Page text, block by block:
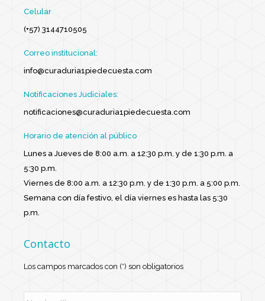
Celular
(+57) 3144710505
Correo institucional:
info@curaduria1piedecuesta.com
Notificaciones Judiciales:
notificaciones@curaduria1piedecuesta.com
Horario de atención al público
Lunes a Jueves de 8:00 a.m. a 12:30 p.m. y de 1:30 p.m. a
5:30 p.m.
Viernes de 8:00 a.m. a 12:30 p.m. y de 1:30 p.m. a 5:00 p.m.
Semana con día festivo, el día viernes es hasta las 5:30
p.m.
Contacto
Los campos marcados con (*) son obligatorios